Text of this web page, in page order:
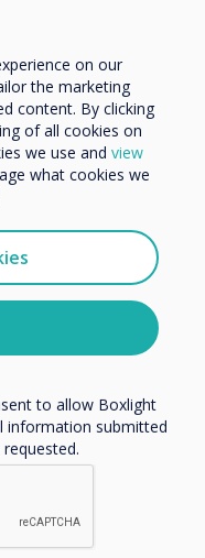
ért el
és
on our
the marketing
content. By clicking
of all cookies on
we use and view
what cookies we
our products and
at any
to unsubscribe, our
to
please review our
to allow Boxlight
information submitted